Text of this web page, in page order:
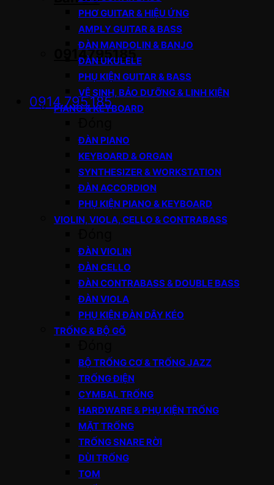
0914795185
0914.795.185
PHƠ GUITAR & HIỆU ỨNG
AMPLY GUITAR & BASS
ĐÀN MANDOLIN & BANJO
ĐÀN UKULELE
PHỤ KIỆN GUITAR & BASS
VỆ SINH, BẢO DƯỠNG & LINH KIỆN
PIANO & KEYBOARD
ĐÀN PIANO
KEYBOARD & ORGAN
SYNTHESIZER & WORKSTATION
ĐÀN ACCORDION
PHỤ KIỆN PIANO & KEYBOARD
VIOLIN, VIOLA, CELLO & CONTRABASS
ĐÀN VIOLIN
ĐÀN CELLO
ĐÀN CONTRABASS & DOUBLE BASS
ĐÀN VIOLA
PHỤ KIỆN ĐÀN DÂY KÉO
TRỐNG & BỘ GÕ
BỘ TRỐNG CƠ & TRỐNG JAZZ
TRỐNG ĐIỆN
CYMBAL TRỐNG
HARDWARE & PHỤ KIỆN TRỐNG
MẶT TRỐNG
TRỐNG SNARE RỜI
DÙI TRỐNG
TOM